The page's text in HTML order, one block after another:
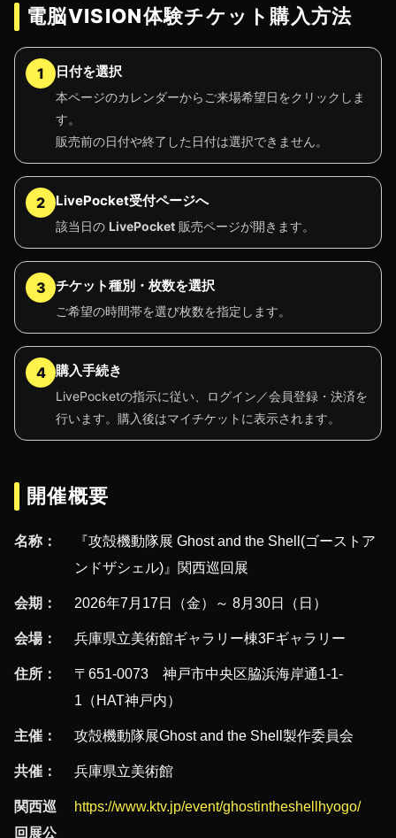
電脳VISION体験チケット購入方法
1 日付を選択
本ページのカレンダーからご来場希望日をクリックしま
す。
販売前の日付や終了した日付は選択できません。
2 LivePocket受付ページへ
該当日の LivePocket 販売ページが開きます。
3 チケット種別・枚数を選択
ご希望の時間帯を選び枚数を指定します。
4 購入手続き
LivePocketの指示に従い、ログイン／会員登録・決済を
行います。購入後はマイチケットに表示されます。
開催概要
名称：
『攻殻機動隊展 Ghost and the Shell(ゴーストア
ンドザシェル)』関西巡回展
会期： 2026年7月17日（金）～ 8月30日（日）
会場： 兵庫県立美術館ギャラリー棟3Fギャラリー
住所：
〒651-0073 神戸市中央区脇浜海岸通1-1-
1（HAT神戸内）
主催： 攻殻機動隊展Ghost and the Shell製作委員会
共催： 兵庫県立美術館
関西巡
回展公
https://www.ktv.jp/event/ghostintheshellhyogo/